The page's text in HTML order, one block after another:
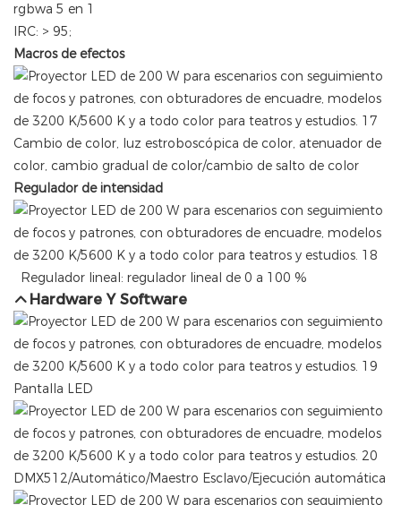
rgbwa 5 en 1
IRC: > 95;
Macros de efectos
Cambio de color, luz estroboscópica de color, atenuador de
color, cambio gradual de color/cambio de salto de color
Regulador de intensidad
Regulador lineal: regulador lineal de 0 a 100 %
Hardware Y Software
Pantalla LED
DMX512/Automático/Maestro Esclavo/Ejecución automática